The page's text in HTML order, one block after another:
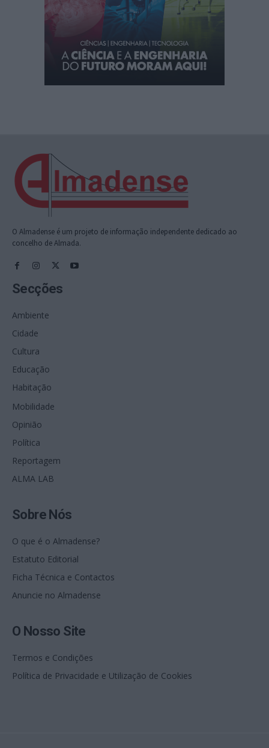
O Almadense é um projeto de informação independente dedicado ao
concelho de Almada.
Secções
Ambiente
Cidade
Cultura
Educação
Habitação
Mobilidade
Opinião
Política
Reportagem
ALMA LAB
Sobre Nós
O que é o Almadense?
Estatuto Editorial
Ficha Técnica e Contactos
Anuncie no Almadense
O Nosso Site
Termos e Condições
Política de Privacidade e Utilização de Cookies